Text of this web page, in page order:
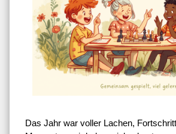
Das Jahr war voller Lachen,